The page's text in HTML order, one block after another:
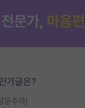
기글은?
문주의)